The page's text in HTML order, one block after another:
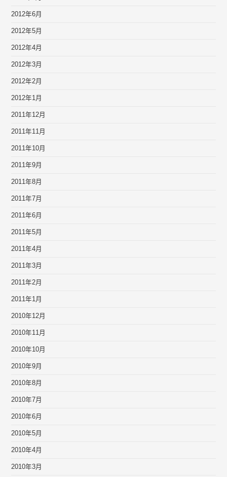
2012年6月
2012年5月
2012年4月
2012年3月
2012年2月
2012年1月
2011年12月
2011年11月
2011年10月
2011年9月
2011年8月
2011年7月
2011年6月
2011年5月
2011年4月
2011年3月
2011年2月
2011年1月
2010年12月
2010年11月
2010年10月
2010年9月
2010年8月
2010年7月
2010年6月
2010年5月
2010年4月
2010年3月